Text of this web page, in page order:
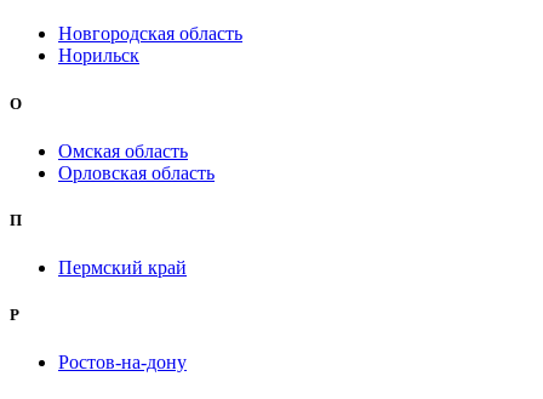
Новгородская область
Норильск
О
Омская область
Орловская область
П
Пермский край
Р
Ростов-на-дону